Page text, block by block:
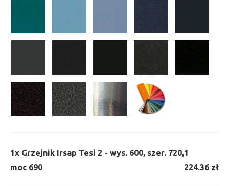
1x Grzejnik Irsap Tesi 2 - wys. 600, szer. 720,
moc 690
1
224.36 zł